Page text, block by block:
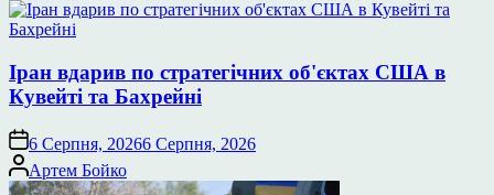
Іран вдарив по стратегічних об'єктах США в
Кувейті та Бахрейні
6 Серпня, 20266 Серпня, 2026
Опубліковано
Артем Бойко